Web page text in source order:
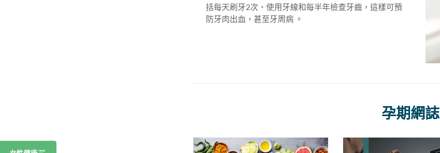
括每天刷牙2次、使用牙線和每半年檢查牙齒，這樣可預
防牙肉出血，甚至牙周病 。
孕期網誌